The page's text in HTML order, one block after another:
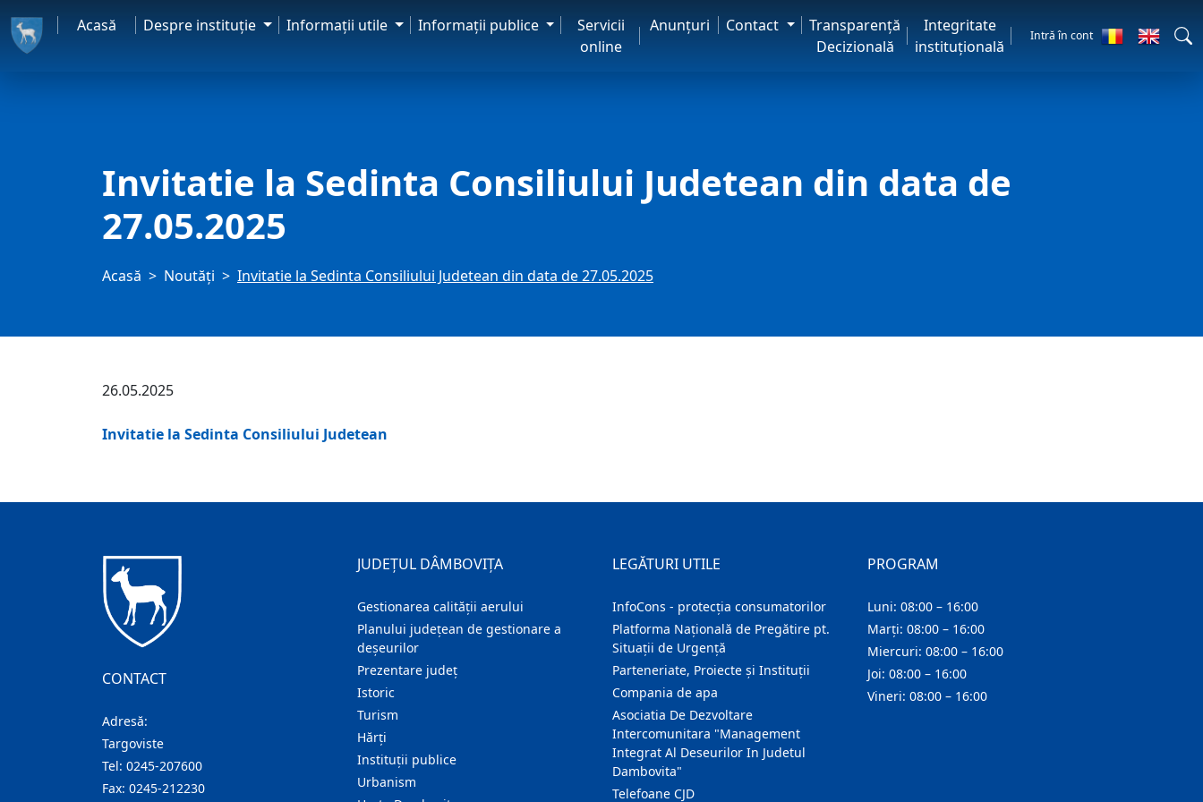
Acasă Despre instituţie Informaţii utile Informaţii publice
Servicii
online
Anunţuri Contact
Transparență
Decizională
Integritate
instituțională
Intră în cont
Invitatie la Sedinta Consiliului Judetean din data de
27.05.2025
Acasă Noutăți Invitatie la Sedinta Consiliului Judetean din data de 27.05.2025
26.05.2025
Invitatie la Sedinta Consiliului Judetean
CONTACT
Adresă:
Targoviste
Tel: 0245-207600
Fax: 0245-212230
JUDEȚUL DÂMBOVIȚA
Gestionarea calității aerului
Planului județean de gestionare a
deșeurilor
Prezentare judeţ
Istoric
Turism
Hărţi
Instituţii publice
Urbanism
LEGĂTURI UTILE
InfoCons - protecția consumatorilor
Platforma Națională de Pregătire pt.
Situații de Urgență
Parteneriate, Proiecte și Instituții
Compania de apa
Asociatia De Dezvoltare
Intercomunitara "Management
Integrat Al Deseurilor In Judetul
Dambovita"
Telefoane CJD
PROGRAM
Luni: 08:00 – 16:00
Marți: 08:00 – 16:00
Miercuri: 08:00 – 16:00
Joi: 08:00 – 16:00
Vineri: 08:00 – 16:00